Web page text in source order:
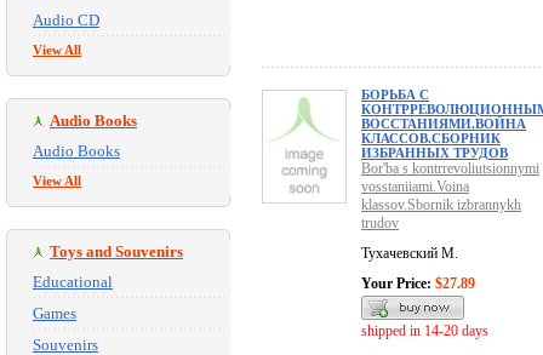
Audio CD
View All
Audio Books
Audio Books
View All
Toys and Souvenirs
Educational
Games
Souvenirs
БОРЬБА С
ВОССТАНИЯМИ.ВОЙНА
КЛАССОВ.СБОРНИК
ИЗБРАННЫХ ТРУДОВ
Bor'ba s kontrrevoliutsionnymi
vosstaniiami.Voina
klassov.Sbornik izbrannykh
trudov
Тухачевский М.
Your Price: $27.89
shipped in 14-20 days